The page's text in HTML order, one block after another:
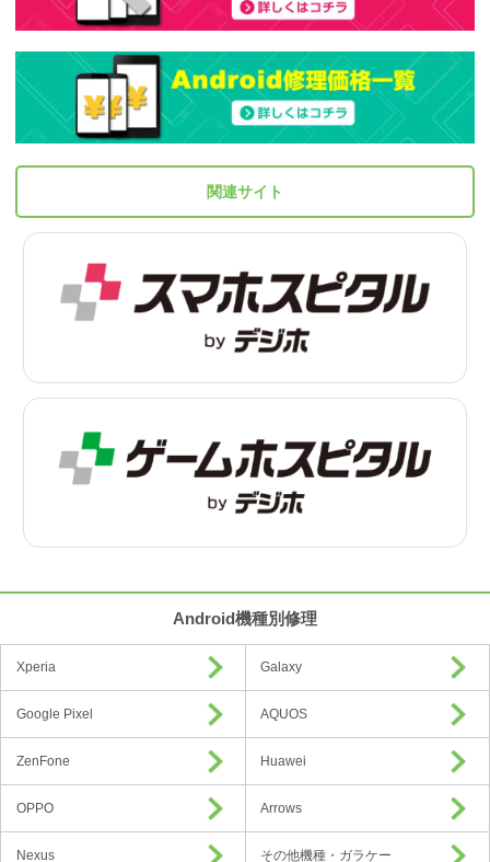
関連サイト
Android機種別修理
Xperia Galaxy
Google Pixel AQUOS
ZenFone Huawei
OPPO Arrows
Nexus その他機種・ガラケー